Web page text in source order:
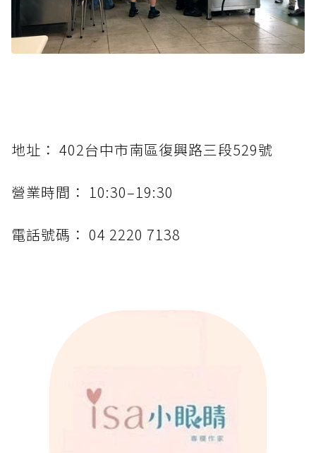
地址： 402台中市南區復興路三段529號
營業時間： 10:30–19:30
電話號碼： 04 2220 7138